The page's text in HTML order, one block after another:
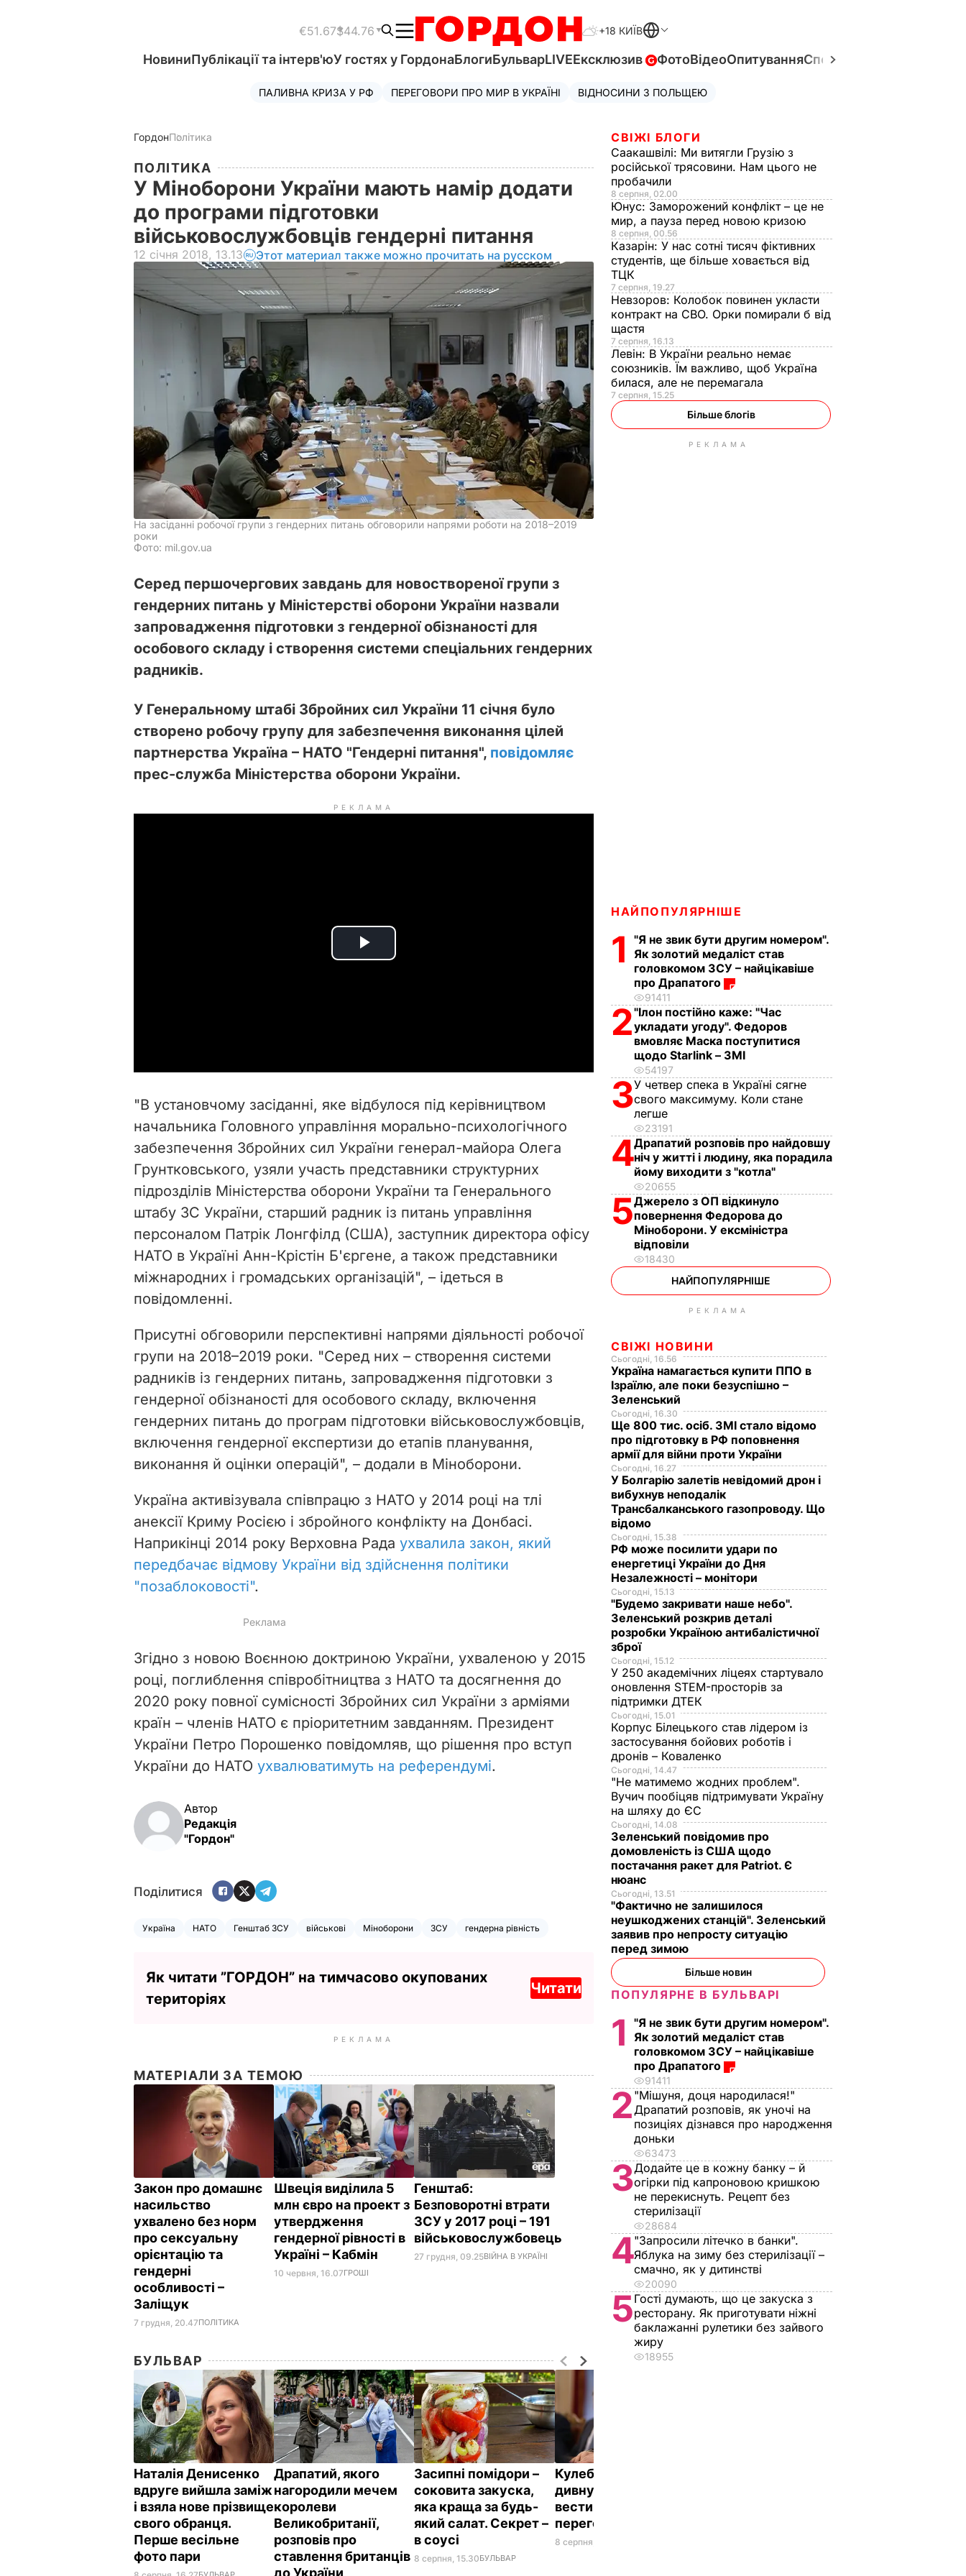
€51.67$44.76 +18 КИЇВ
НовиниПублікації та інтерв'юУ гостях у ГордонаБлогиБульварLIVEЕксклюзив ФотоВідеоОпитуванняСпецпроєкти
ПАЛИВНА КРИЗА У РФ ПЕРЕГОВОРИ ПРО МИР В УКРАЇНІ ВІДНОСИНИ З ПОЛЬЩЕЮ
ГордонПолітика
ПОЛІТИКА
У Міноборони України мають намір додати
до програми підготовки
військовослужбовців гендерні питання
12 січня 2018, 13.13 Этот материал также можно прочитать на русском
На засіданні робочої групи з гендерних питань обговорили напрями роботи на 2018–2019
роки
Фото: mil.gov.ua
Серед першочергових завдань для новоствореної групи з
гендерних питань у Міністерстві оборони України назвали
запровадження підготовки з гендерної обізнаності для
особового складу і створення системи спеціальних гендерних
радників.
У Генеральному штабі Збройних сил України 11 січня було
створено робочу групу для забезпечення виконання цілей
партнерства Україна – НАТО "Гендерні питання", повідомляє
прес-служба Міністерства оборони України.
РЕКЛАМА
P
i
d
e
o
"В установчому засіданні, яке відбулося під керівництвом
начальника Головного управління морально-психологічного
забезпечення Збройних сил України генерал-майора Олега
Грунтковського, узяли участь представники структурних
підрозділів Міністерства оборони України та Генерального
штабу ЗС України, старший радник із питань управління
персоналом Патрік Лонгфілд (США), заступник директора офісу
НАТО в Україні Анн-Крістін Б'єргене, а також представники
міжнародних і громадських організацій", – ідеться в
повідомленні.
Присутні обговорили перспективні напрями діяльності робочої
групи на 2018–2019 роки. "Серед них – створення системи
радників із гендерних питань, запровадження підготовки з
гендерної обізнаності для особового складу, включення
гендерних питань до програм підготовки військовослужбовців,
включення гендерної експертизи до етапів планування,
виконання й оцінки операцій", – додали в Міноборони.
Україна активізувала співпрацю з НАТО у 2014 році на тлі
анексії Криму Росією і збройного конфлікту на Донбасі.
Наприкінці 2014 року Верховна Рада ухвалила закон, який
передбачає відмову України від здійснення політики
"позаблоковості".
Згідно з новою Воєнною доктриною України, ухваленою у 2015
році, поглиблення співробітництва з НАТО та досягнення до
2020 року повної сумісності Збройних сил України з арміями
країн – членів НАТО є пріоритетним завданням. Президент
України Петро Порошенко повідомляв, що рішення про вступ
України до НАТО ухвалюватимуть на референдумі.
Автор
Редакція
"Гордон"
Поділитися
Україна НАТО Генштаб ЗСУ військові Міноборони ЗСУ гендерна рівність
Як читати ”ГОРДОН” на тимчасово окупованих
територіях
Читати
РЕКЛАМА
МАТЕРІАЛИ ЗА ТЕМОЮ
Закон про домашнє
насильство
ухвалено без норм
про сексуальну
орієнтацію та
гендерні
особливості –
Заліщук
7 грудня, 20.47ПОЛІТИКА
Швеція виділила 5
млн євро на проект з
утвердження
гендерної рівності в
Україні – Кабмін
10 червня, 16.07ГРОШІ
Генштаб:
Безповоротні втрати
ЗСУ у 2017 році – 191
військовослужбовець
27 грудня, 09.25ВІЙНА В УКРАЇНІ
БУЛЬВАР
Наталія Денисенко
вдруге вийшла заміж
і взяла нове прізвище
свого обранця.
Перше весільне
фото пари
Драпатий, якого
нагородили мечем
королеви
Великобританії,
розповів про
ставлення британців
до України
Засипні помідори –
соковита закуска,
яка краща за будь-
який салат. Секрет –
в соусі
8 серпня, 15.30БУЛЬВАР
Кулеба розповів про
дивну манеру Путіна
вести телефонні
переговори
8 серпня, 10.25
СВІЖІ БЛОГИ
Саакашвілі: Ми витягли Грузію з
російської трясовини. Нам цього не
пробачили
8 серпня, 02.00
Юнус: Заморожений конфлікт – це не
мир, а пауза перед новою кризою
8 серпня, 00.56
Казарін: У нас сотні тисяч фіктивних
студентів, ще більше ховається від
ТЦК
7 серпня, 19.27
Невзоров: Колобок повинен укласти
контракт на СВО. Орки помирали б від
щастя
7 серпня, 16.13
Левін: В України реально немає
союзників. Їм важливо, щоб Україна
билася, але не перемагала
7 серпня, 15.25
Більше блогів
РЕКЛАМА
НАЙПОПУЛЯРНІШЕ
1
"Я не звик бути другим номером".
Як золотий медаліст став
головкомом ЗСУ – найцікавіше
про Драпатого
91411
2"Ілон постійно каже: "Час
укладати угоду". Федоров
вмовляє Маска поступитися
щодо Starlink – ЗМІ
54197
3У четвер спека в Україні сягне
свого максимуму. Коли стане
легше
23191
4Драпатий розповів про найдовшу
ніч у житті і людину, яка порадила
йому виходити з "котла"
20655
5Джерело з ОП відкинуло
повернення Федорова до
Міноборони. У ексміністра
відповіли
18430
НАЙПОПУЛЯРНІШЕ
РЕКЛАМА
СВІЖІ НОВИНИ
Сьогодні, 16.56
Україна намагається купити ППО в
Ізраїлю, але поки безуспішно –
Зеленський
Сьогодні, 16.30
Ще 800 тис. осіб. ЗМІ стало відомо
про підготовку в РФ поповнення
армії для війни проти України
Сьогодні, 16.27
У Болгарію залетів невідомий дрон і
вибухнув неподалік
Трансбалканського газопроводу. Що
відомо
Сьогодні, 15.38
РФ може посилити удари по
енергетиці України до Дня
Незалежності – монітори
Сьогодні, 15.13
"Будемо закривати наше небо".
Зеленський розкрив деталі
розробки Україною антибалістичної
зброї
Сьогодні, 15.12
У 250 академічних ліцеях стартувало
оновлення STEM-просторів за
підтримки ДТЕК​
Сьогодні, 15.01
Корпус Білецького став лідером із
застосування бойових роботів і
дронів – Коваленко
Сьогодні, 14.47
"Не матимемо жодних проблем".
Вучич пообіцяв підтримувати Україну
на шляху до ЄС
Сьогодні, 14.08
Зеленський повідомив про
домовленість із США щодо
постачання ракет для Patriot. Є
нюанс
Сьогодні, 13.51
"Фактично не залишилося
неушкоджених станцій". Зеленський
заявив про непросту ситуацію
перед зимою
Більше новин
ПОПУЛЯРНЕ В БУЛЬВАРІ
1
"Я не звик бути другим номером".
Як золотий медаліст став
головкомом ЗСУ – найцікавіше
про Драпатого
91411
2 "Мішуня, доця народилася!"
Драпатий розповів, як уночі на
позиціях дізнався про народження
доньки
63473
3Додайте це в кожну банку – й
огірки під капроновою кришкою
не перекиснуть. Рецепт без
стерилізації
28684
4"Запросили літечко в банки".
Яблука на зиму без стерилізації –
смачно, як у дитинстві
20090
5Гості думають, що це закуска з
ресторану. Як приготувати ніжні
баклажанні рулетики без зайвого
жиру
18955